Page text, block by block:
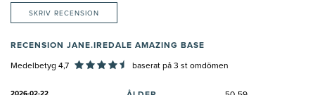
SKRIV RECENSION
RECENSION JANE.IREDALE AMAZING BASE
Medelbetyg 4,7 baserat på 3 st omdömen
2026-02-22